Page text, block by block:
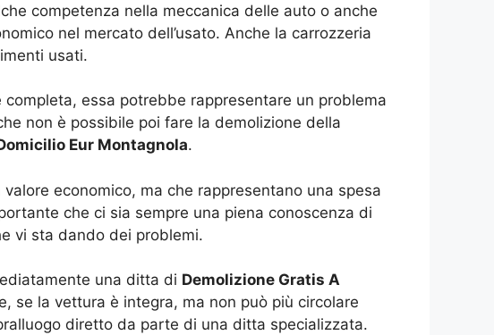
competenza nella meccanica delle auto o anche
nel mercato dell’usato. Anche la carrozzeria
usati.
completa, essa potrebbe rappresentare un problema
non è possibile poi fare la demolizione della
Eur Montagnola.
economico, ma che rappresentano una spesa
che ci sia sempre una piena conoscenza di
vi sta dando dei problemi.
una ditta di Demolizione Gratis A
se la vettura è integra, ma non può più circolare
diretto da parte di una ditta specializzata.